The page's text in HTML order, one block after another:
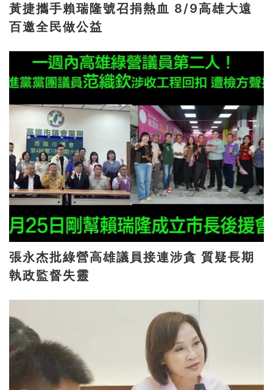
黃捷攜手賴瑞隆號召捐熱血 8/9高雄大遠
百邀全民做公益
張永杰批綠營高雄議員接連涉貪 質疑長期
執政監督失靈